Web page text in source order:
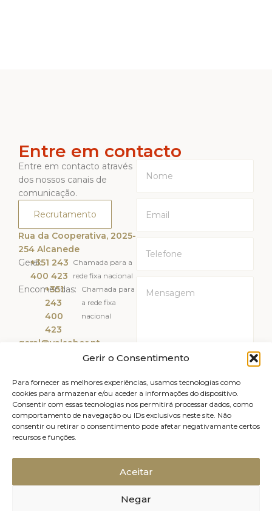
Gerir o Consentimento
Para fornecer as melhores experiências, usamos tecnologias como
cookies para armazenar e/ou aceder a informações do dispositivo.
Consentir com essas tecnologias nos permitirá processar dados, como
comportamento de navegação ou IDs exclusivos neste site. Não
consentir ou retirar o consentimento pode afetar negativamante certos
recursos e funções.
Aceitar
Negar
Entre em contacto
Entre em contacto através
dos nossos canais de
comunicação.
Recrutamento
Rua da Cooperativa, 2025-
254 Alcanede
Geral:+351 243
400 423
Chamada para a
rede fixa nacional
Encomendas:
+351
243
400
423
Chamada para
a rede fixa
nacional
geral@valsabor.pt
Li e Aceito a
ENVIAR
Política de Cookies (UE)
Relatório de Sustentabilidade